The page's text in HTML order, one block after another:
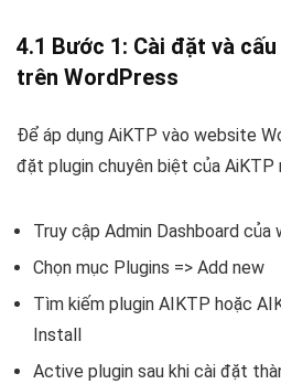
4.1 Bước 1: Cài đặt và
trên WordPress
Để áp dụng AiKTP vào website
đặt plugin chuyên biệt của AiKTP
Truy cập Admin Dashboard
Chọn mục Plugins => Add new
Tìm kiếm plugin AIKTP hoặc
Install
Active plugin sau khi cài đặt